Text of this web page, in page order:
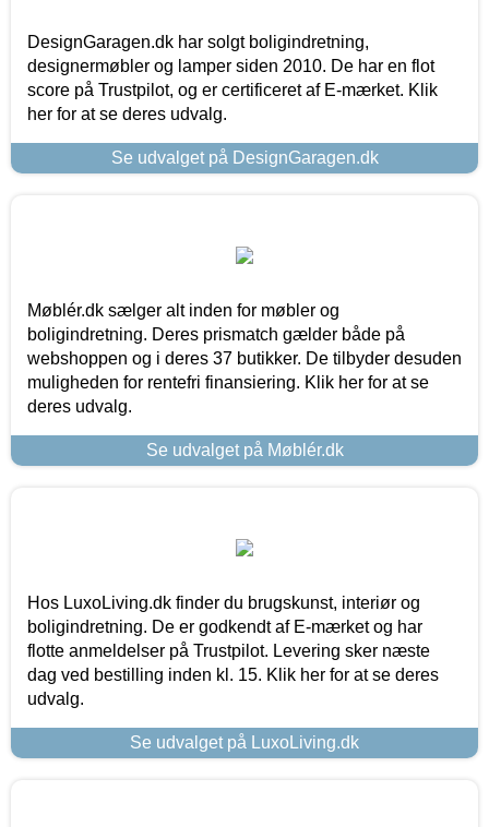
DesignGaragen.dk har solgt boligindretning,
designermøbler og lamper siden 2010. De har en flot
score på Trustpilot, og er certificeret af E-mærket. Klik
her for at se deres udvalg.
Se udvalget på DesignGaragen.dk
Møblér.dk sælger alt inden for møbler og
boligindretning. Deres prismatch gælder både på
webshoppen og i deres 37 butikker. De tilbyder desuden
muligheden for rentefri finansiering. Klik her for at se
deres udvalg.
Se udvalget på Møblér.dk
Hos LuxoLiving.dk finder du brugskunst, interiør og
boligindretning. De er godkendt af E-mærket og har
flotte anmeldelser på Trustpilot. Levering sker næste
dag ved bestilling inden kl. 15. Klik her for at se deres
udvalg.
Se udvalget på LuxoLiving.dk